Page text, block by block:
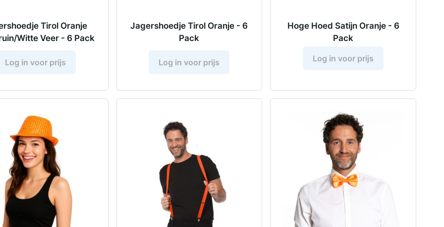
Tirol Oranje
Witte Veer - 6 Pack
Log in voor prijs
Jagershoedje Tirol Oranje - 6
Pack
Log in voor prijs
Hoge Hoed Satijn Oranje - 6
Pack
Log in voor prijs